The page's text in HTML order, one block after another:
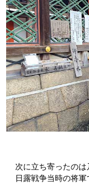
次に立ち寄ったのは
日露戦争当時の将